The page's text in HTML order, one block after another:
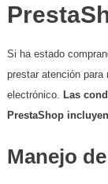
Si ha estado
prestar atención
electrónico. Las
PrestaShop
Manejo